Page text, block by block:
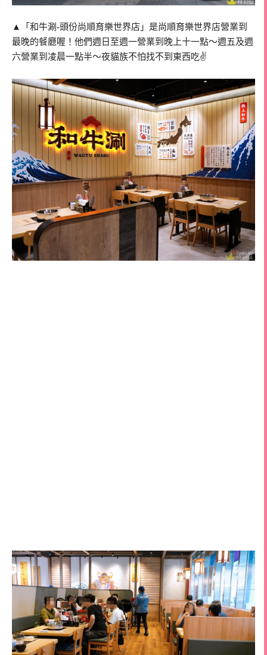
▲「和牛涮-頭份尚順育樂世界店」是尚順育樂世界店營業到
最晚的餐廳喔！他們週日至週一營業到晚上十一點～週五及週
六營業到凌晨一點半～夜貓族不怕找不到東西吃✌️